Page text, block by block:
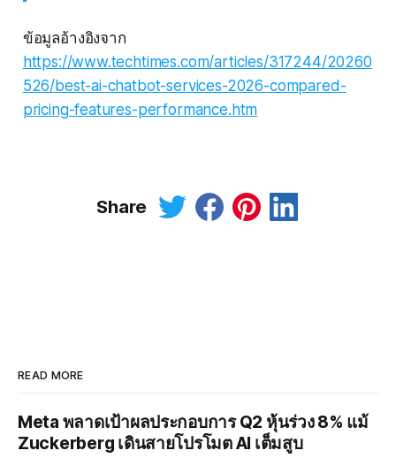
ข้อมูลอ้างอิงจาก
https://www.techtimes.com/articles/317244/20260
526/best-ai-chatbot-services-2026-compared-
pricing-features-performance.htm
Share
READ MORE
Meta พลาดเป้าผลประกอบการ Q2 หุ้นร่วง 8% แม้
Zuckerberg เดินสายโปรโมต AI เต็มสูบ